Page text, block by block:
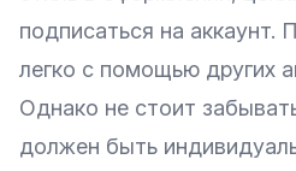
подписаться на аккаунт.
легко с помощью других
Однако не стоит
должен быть